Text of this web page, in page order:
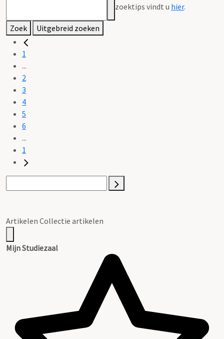
zoektips vindt u hier.
Zoek Uitgebreid zoeken
1
...
2
3
4
5
6
...
1
Artikelen Collectie artikelen
Mijn Studiezaal